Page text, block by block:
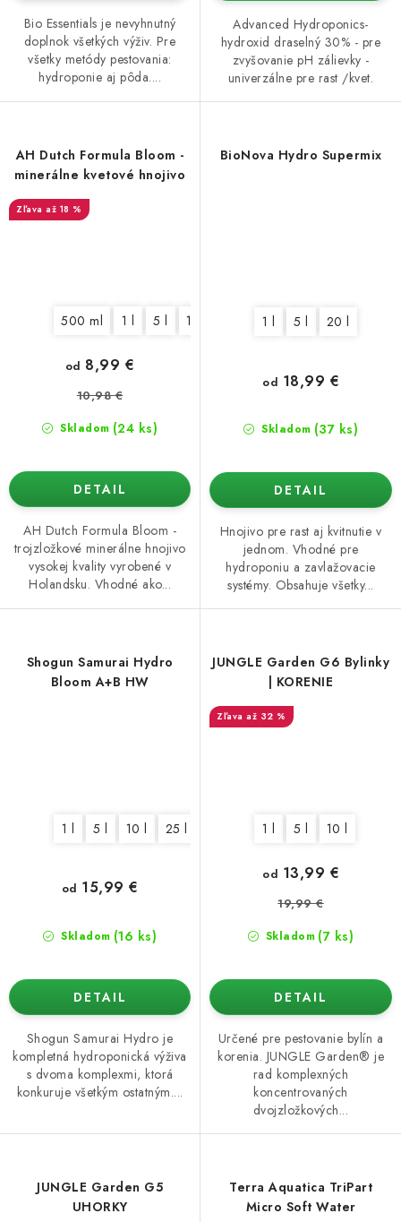
Bio Essentials je nevyhnutný
doplnok všetkých výživ. Pre
všetky metódy pestovania:
hydroponie aj pôda....
Advanced Hydroponics-
hydroxid draselný 30% - pre
zvyšovanie pH zálievky -
univerzálne pre rast /kvet.
AH Dutch Formula Bloom -
minerálne kvetové hnojivo
až 18 %
500 ml 1 l 5 l 10 l 60 l
Skladom (24 ks)
od 8,99 €
10,98 €
DETAIL
AH Dutch Formula Bloom -
trojzložkové minerálne hnojivo
vysokej kvality vyrobené v
Holandsku. Vhodné ako...
BioNova Hydro Supermix
1 l 5 l 20 l
Skladom (37 ks)
od 18,99 €
DETAIL
Hnojivo pre rast aj kvitnutie v
jednom. Vhodné pre
hydroponiu a zavlažovacie
systémy. Obsahuje všetky...
Shogun Samurai Hydro
Bloom A+B HW
1 l 5 l 10 l 25 l
Skladom (16 ks)
od 15,99 €
DETAIL
Shogun Samurai Hydro je
kompletná hydroponická výživa
s dvoma komplexmi, ktorá
konkuruje všetkým ostatným....
JUNGLE Garden G6 Bylinky
| KORENIE
až 32 %
1 l 5 l 10 l
Skladom (7 ks)
od 13,99 €
19,99 €
DETAIL
Určené pre pestovanie bylín a
korenia. JUNGLE Garden® je
rad komplexných
koncentrovaných
dvojzložkových...
JUNGLE Garden G5
UHORKY
Terra Aquatica TriPart
Micro Soft Water